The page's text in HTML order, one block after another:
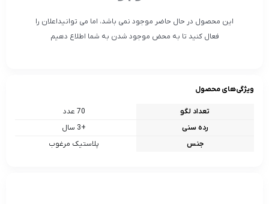
این محصول در حال حاضر موجود نمی باشد، اما می توانیداعلان را
فعال کنید تا به محض موجود شدن به شما اطلاع دهیم
ویژگی‌های محصول
تعداد لگو
70 عدد
رده سنی
+3 سال
جنس
پلاستیک مرغوب